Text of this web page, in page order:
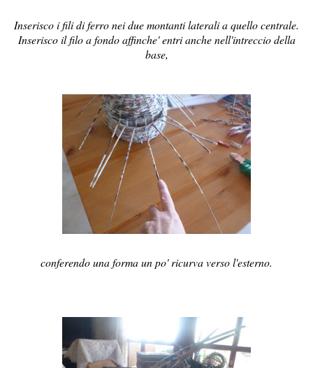
Inserisco i fili di ferro nei due montanti laterali a quello centrale.
Inserisco il filo a fondo affinche' entri anche nell'intreccio della
base,
conferendo una forma un po' ricurva verso l'esterno.